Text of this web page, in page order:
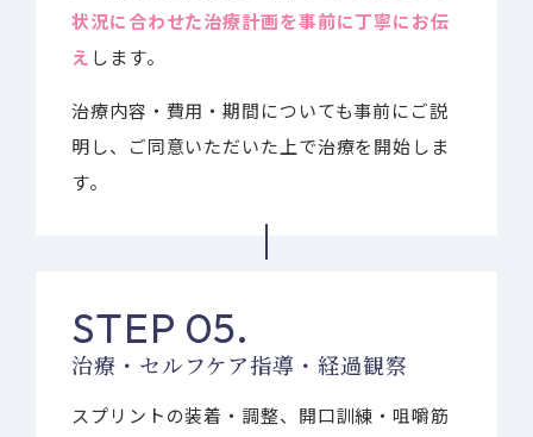
状況に合わせた治療計画を事前に丁寧にお伝
え します。
治療内容・費用・期間についても事前にご説
明し、ご同意いただいた上で治療を開始しま
す。
STEP 05.
治療・セルフケア指導・経過観察
スプリントの装着・調整、開口訓練・咀嚼筋